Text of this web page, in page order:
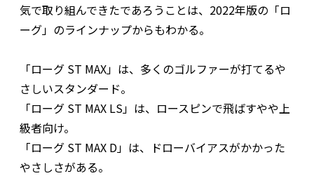
気で取り組んできたであろうことは、2022年版の「ロ
ーグ」のラインナップからもわかる。
「ローグ ST MAX」は、多くのゴルファーが打てるや
さしいスタンダード。
「ローグ ST MAX LS」は、ロースピンで飛ばすやや上
級者向け。
「ローグ ST MAX D」は、ドローバイアスがかかった
やさしさがある。